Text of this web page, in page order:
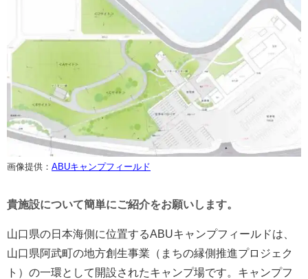
画像提供： ABUキャンプフィールド
貴施設について簡単にご紹介をお願いします。
山口県の日本海側に位置するABUキャンプフィールドは、
山口県阿武町の地方創生事業（まちの縁側推進プロジェク
ト）の一環として開設されたキャンプ場です。キャンプフ